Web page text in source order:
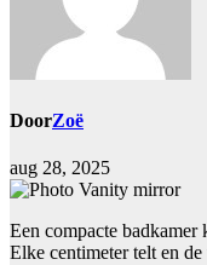
DoorZoë
aug 28, 2025
Een compacte badkamer
Elke centimeter telt en